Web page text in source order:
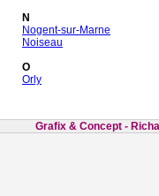
N
Nogent-sur-Marne
Noiseau
O
Orly
Grafix & Concept -